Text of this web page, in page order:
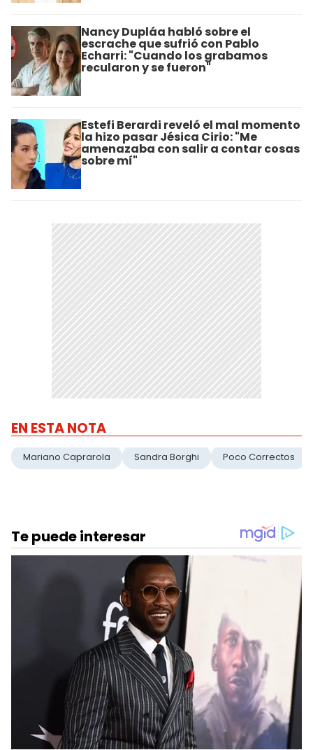
Nancy Dupláa habló sobre el
escrache que sufrió con Pablo
Echarri: "Cuando los grabamos
recularon y se fueron"
Estefi Berardi reveló el mal momento
la hizo pasar Jésica Cirio: "Me
amenazaba con salir a contar cosas
sobre mí"
EN ESTA NOTA
Mariano Caprarola Sandra Borghi Poco Correctos